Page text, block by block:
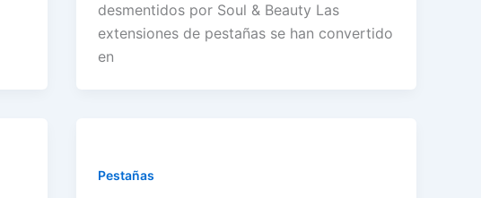
desmentidos por Soul & Beauty Las
extensiones de pestañas se han convertido
en
Pestañas